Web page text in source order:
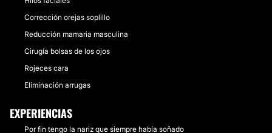
Corrección orejas soplillo
Reducción mamaria masculina
Cirugía bolsas de los ojos
Rojeces cara
Eliminación arrugas
EXPERIENCIAS
Por fin tengo la nariz que siempre había soñado